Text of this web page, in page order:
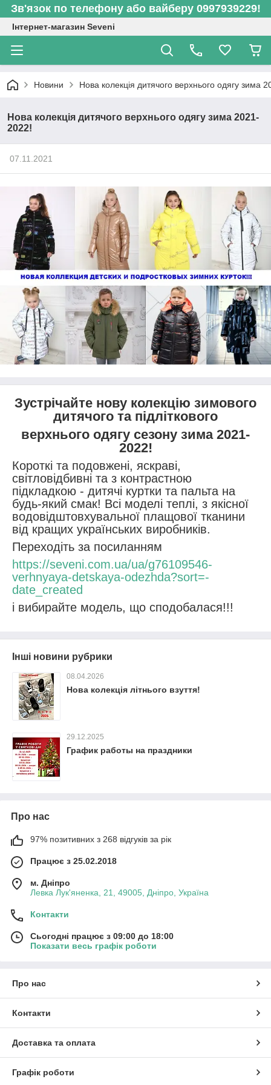
Зв'язок по телефону або вайберу 0997939229!
Інтернет-магазин Seveni
Новини Нова колекція дитячого верхнього одягу зима
Нова колекція дитячого верхнього одягу зима 2021-
2022!
07.11.2021
Зустрічайте нову колекцію зимового
дитячого та підліткового
верхнього одягу сезону зима 2021-
2022!
Короткі та подовжені, яскраві,
світловідбивні та з контрастною
підкладкою - дитячі куртки та пальта на
будь-який смак! Всі моделі теплі, з якісної
водовідштовхувальної плащової тканини
від кращих українських виробників.
Переходіть за посиланням
https://seveni.com.ua/ua/g76109546-
verhnyaya-detskaya-odezhda?sort=-
date_created
і вибирайте модель, що сподобалася!!!
Інші новини рубрики
08.04.2026
Нова колекція літнього взуття!
29.12.2025
График работы на праздники
Про нас
97% позитивних з 268 відгуків за рік
Працює з 25.02.2018
м. Дніпро
Левка Лук'яненка, 21, 49005, Дніпро, Україна
Контакти
Сьогодні працює з 09:00 до 18:00
Показати весь графік роботи
Про нас
Контакти
Доставка та оплата
Графік роботи